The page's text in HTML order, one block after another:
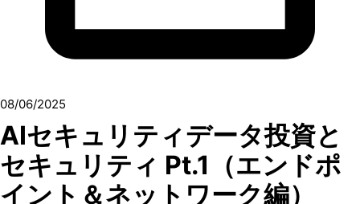
08/06/2025
AIセキュリティデータ投資と
セキュリティ Pt.1（エンドポ
イント＆ネットワーク編）